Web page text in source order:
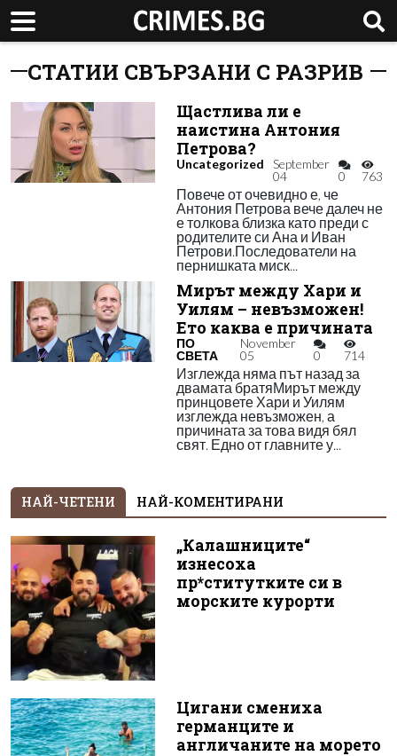
СТАТИИ СВЪРЗАНИ С РАЗРИВ
Щастлива ли е
наистина Антония
Петрова?
Uncategorized
September
04
0 763
Повече от очевидно е, че
Антония Петрова вече далеч не
е толкова близка като преди с
родителите си Ана и Иван
Петрови.Последователи на
пернишката миск...
Мирът между Хари и
Уилям – невъзможен!
Ето каква е причината
ПО
СВЕТА
November
05
0 714
Изглежда няма път назад за
двамата братяМирът между
принцовете Хари и Уилям
изглежда невъзможен, а
причината за това видя бял
свят. Едно от главните у...
НАЙ-ЧЕТЕНИ НАЙ-КОМЕНТИРАНИ
„Калашниците“
изнесоха
пр*ститутките си в
морските курорти
Цигани смениха
германците и
англичаните на морето